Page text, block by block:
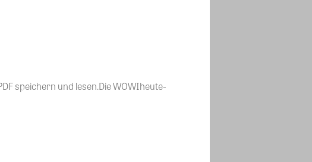
speichern und lesen.Die WOWIheute-